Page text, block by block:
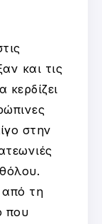
και τις
στην
από τη
που